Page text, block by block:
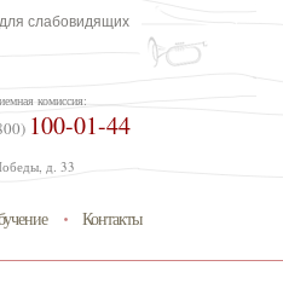
слабовидящих
д. 33
комиссия:
100-01-44
Контакты